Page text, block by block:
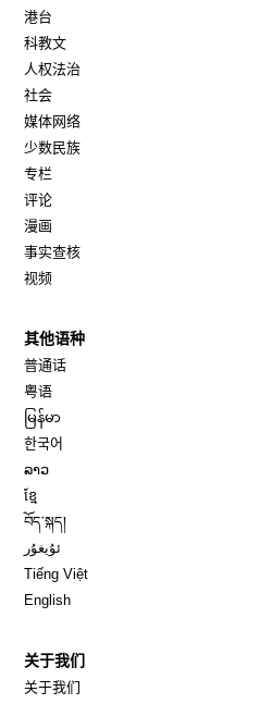
港台
科教文
人权法治
社会
媒体网络
少数民族
专栏
评论
漫画
事实查核
视频
其他语种
普通话
粤语
မြန်မာ
한국어
ລາວ
ខ្មែ
བོད་སྐད།
ئۇيغۇر
Tiếng Việt
English
关于我们
关于我们